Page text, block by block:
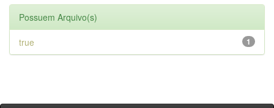
Possuem Arquivo(s)
1
true